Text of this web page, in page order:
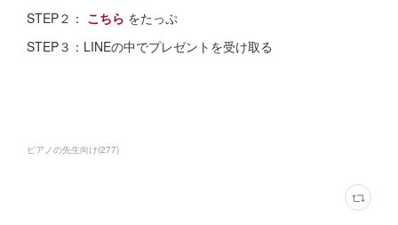
STEP２： こちら をたっぷ
STEP３：LINEの中でプレゼントを受け取る
ピアノの先生向け(277)